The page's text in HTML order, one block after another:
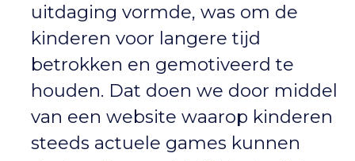
uitdaging vormde, was om de
kinderen voor langere tijd
betrokken en gemotiveerd te
houden. Dat doen we door middel
van een website waarop kinderen
steeds actuele games kunnen